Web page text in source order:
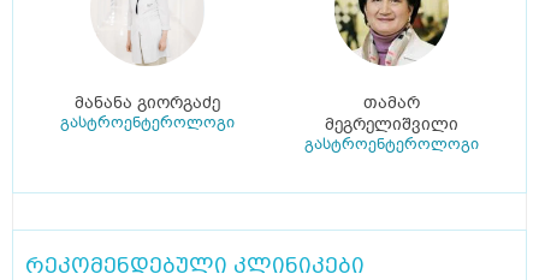
მანანა გიორგაძე
გასტროენტეროლოგი
თამარ
მეგრელიშვილი
გასტროენტეროლოგი
რეკომენდებული კლინიკები